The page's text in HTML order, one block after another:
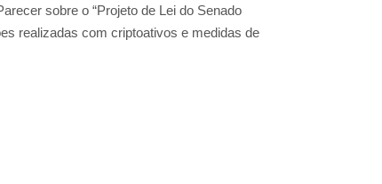
sobre o “Projeto de Lei do Senado
realizadas com criptoativos e medidas de